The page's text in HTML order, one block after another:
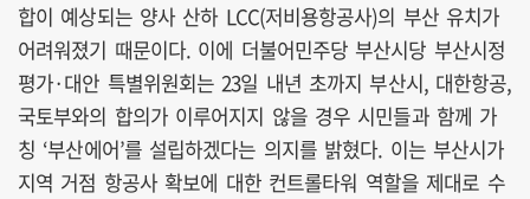
합이 예상되는 양사 산하 LCC(저비용항공사)의 부산 유치가
어려워졌기 때문이다. 이에 더불어민주당 부산시당 부산시정
평가·대안 특별위원회는 23일 내년 초까지 부산시, 대한항공,
국토부와의 합의가 이루어지지 않을 경우 시민들과 함께 가
칭 ‘부산에어’를 설립하겠다는 의지를 밝혔다. 이는 부산시가
지역 거점 항공사 확보에 대한 컨트롤타워 역할을 제대로 수